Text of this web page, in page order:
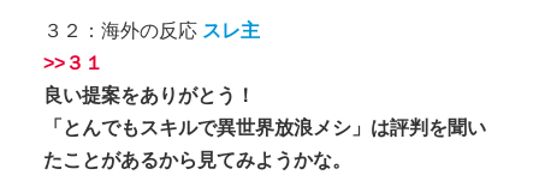
３２：海外の反応 スレ主
>>３１
良い提案をありがとう！
「とんでもスキルで異世界放浪メシ」は評判を聞い
たことがあるから見てみようかな。